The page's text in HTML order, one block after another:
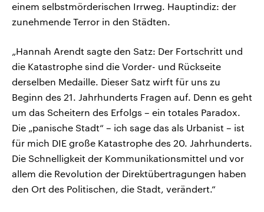
einem selbstmörderischen Irrweg. Hauptindiz: der
zunehmende Terror in den Städten.
„Hannah Arendt sagte den Satz: Der Fortschritt und
die Katastrophe sind die Vorder- und Rückseite
derselben Medaille. Dieser Satz wirft für uns zu
Beginn des 21. Jahrhunderts Fragen auf. Denn es geht
um das Scheitern des Erfolgs – ein totales Paradox.
Die „panische Stadt“ – ich sage das als Urbanist – ist
für mich DIE große Katastrophe des 20. Jahrhunderts.
Die Schnelligkeit der Kommunikationsmittel und vor
allem die Revolution der Direktübertragungen haben
den Ort des Politischen, die Stadt, verändert.“